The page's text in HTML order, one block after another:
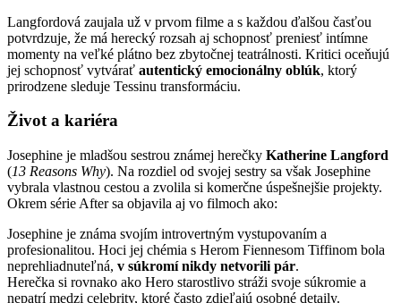
Langfordová zaujala už v prvom filme a s každou ďalšou časťou
potvrdzuje, že má herecký rozsah aj schopnosť preniesť intímne
momenty na veľké plátno bez zbytočnej teatrálnosti. Kritici oceňujú
jej schopnosť vytvárať autentický emocionálny oblúk, ktorý
prirodzene sleduje Tessinu transformáciu.
Život a kariéra
Josephine je mladšou sestrou známej herečky Katherine Langford
(13 Reasons Why). Na rozdiel od svojej sestry sa však Josephine
vybrala vlastnou cestou a zvolila si komerčne úspešnejšie projekty.
Okrem série After sa objavila aj vo filmoch ako:
Josephine je známa svojím introvertným vystupovaním a
profesionalitou. Hoci jej chémia s Herom Fiennesom Tiffinom bola
neprehliadnuteľná, v súkromí nikdy netvorili pár.
Herečka si rovnako ako Hero starostlivo stráži svoje súkromie a
nepatrí medzi celebrity, ktoré často zdieľajú osobné detaily.